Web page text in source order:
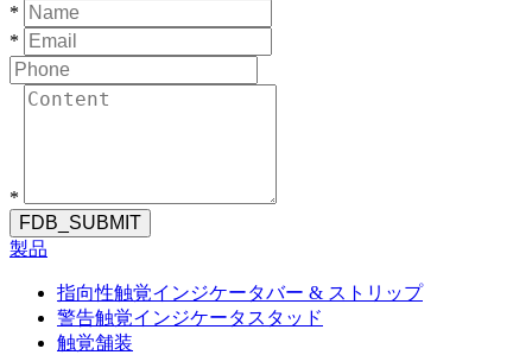
*
*
*
FDB_SUBMIT
製品
指向性触覚インジケータバー & ストリップ
警告触覚インジケータスタッド
触覚舗装